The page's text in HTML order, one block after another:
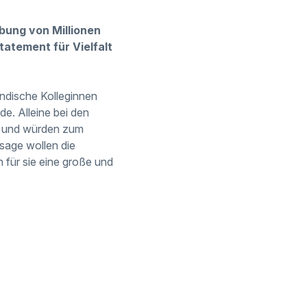
von Millionen
für Vielfalt
Kolleginnen
Alleine bei den
würden zum
wollen die
für sie eine große und